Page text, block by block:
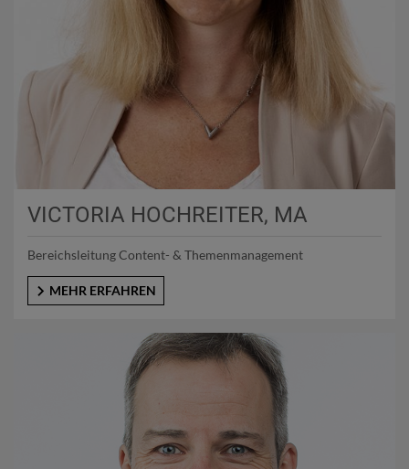
VICTORIA HOCHREITER, MA
Bereichsleitung Content- & Themenmanagement
MEHR ERFAHREN